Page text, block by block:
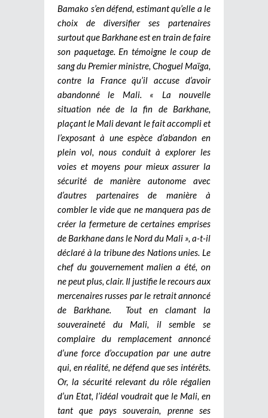
Bamako s’en défend, estimant qu’elle a le
choix de diversifier ses partenaires
surtout que Barkhane est en train de faire
son paquetage. En témoigne le coup de
sang du Premier ministre, Choguel Maïga,
contre la France qu’il accuse d’avoir
abandonné le Mali. « La nouvelle
situation née de la fin de Barkhane,
plaçant le Mali devant le fait accompli et
l’exposant à une espèce d’abandon en
plein vol, nous conduit à explorer les
voies et moyens pour mieux assurer la
sécurité de manière autonome avec
d’autres partenaires de manière à
combler le vide que ne manquera pas de
créer la fermeture de certaines emprises
de Barkhane dans le Nord du Mali », a-t-il
déclaré à la tribune des Nations unies. Le
chef du gouvernement malien a été, on
ne peut plus, clair. Il justifie le recours aux
mercenaires russes par le retrait annoncé
de Barkhane. Tout en clamant la
souveraineté du Mali, il semble se
complaire du remplacement annoncé
d’une force d’occupation par une autre
qui, en réalité, ne défend que ses intérêts.
Or, la sécurité relevant du rôle régalien
d’un Etat, l’idéal voudrait que le Mali, en
tant que pays souverain, prenne ses